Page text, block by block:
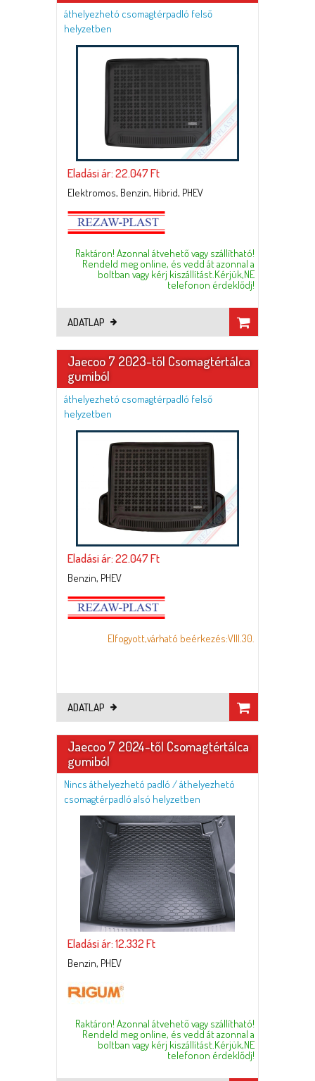
áthelyezhetó csomagtérpadló felső
helyzetben
Eladási ár: 22.047 Ft
Elektromos, Benzin, Hibrid, PHEV
Raktáron! Azonnal átvehető vagy szállítható!
Rendeld meg online, és vedd át azonnal a
boltban vagy kérj kiszállítást.Kérjük,NE
telefonon érdeklődj!
ADATLAP
Jaecoo 7 2023-től Csomagtértálca
gumiból
áthelyezhetó csomagtérpadló felső
helyzetben
Eladási ár: 22.047 Ft
Benzin, PHEV
Elfogyott,várható beérkezés:VIII.30.
ADATLAP
Jaecoo 7 2024-től Csomagtértálca
gumiból
Nincs áthelyezhetó padló / áthelyezhetó
csomagtérpadló alsó helyzetben
Eladási ár: 12.332 Ft
Benzin, PHEV
Raktáron! Azonnal átvehető vagy szállítható!
Rendeld meg online, és vedd át azonnal a
boltban vagy kérj kiszállítást.Kérjük,NE
telefonon érdeklődj!